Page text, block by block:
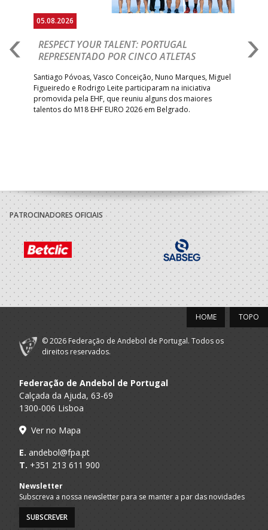
05.08.2026
RESPECT YOUR TALENT: PORTUGAL
REPRESENTADO POR CINCO ATLETAS
Santiago Póvoas, Vasco Conceição, Nuno Marques, Miguel
Figueiredo e Rodrigo Leite participaram na iniciativa
promovida pela EHF, que reuniu alguns dos maiores
talentos do M18 EHF EURO 2026 em Belgrado.
PATROCINADORES OFICIAIS
TOPO
HOME
© 2026 Federação de Andebol de Portugal. Todos os
direitos reservados.
Federação de Andebol de Portugal
Calçada da Ajuda, 63-69
1300-006 Lisboa
Ver no Mapa
E. andebol@fpa.pt
T. +351 213 611 900
Newsletter
Subscreva a nossa newsletter para se manter a par das novidades
SUBSCREVER